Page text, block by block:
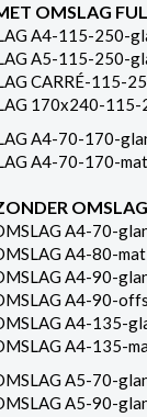
OMSLAG
A4-115-250-
A5-115-250-
CARRÉ-115-
170x240-
A4-70-170-
A4-70-170-mat
A4-70-
A4-80-mat
A4-90-
A4-90-
A4-135-
A4-135-
A5-70-
A5-90-